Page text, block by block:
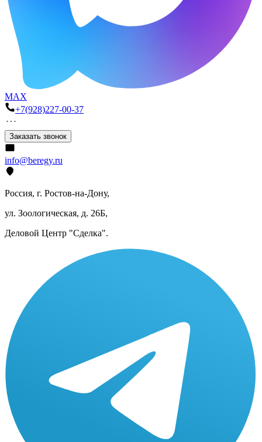
MAX
+7(928)227-00-37
Заказать звонок
info@beregy.ru
Россия, г. Ростов-на-Дону,
ул. Зоологическая, д. 26Б,
Деловой Центр "Сделка".